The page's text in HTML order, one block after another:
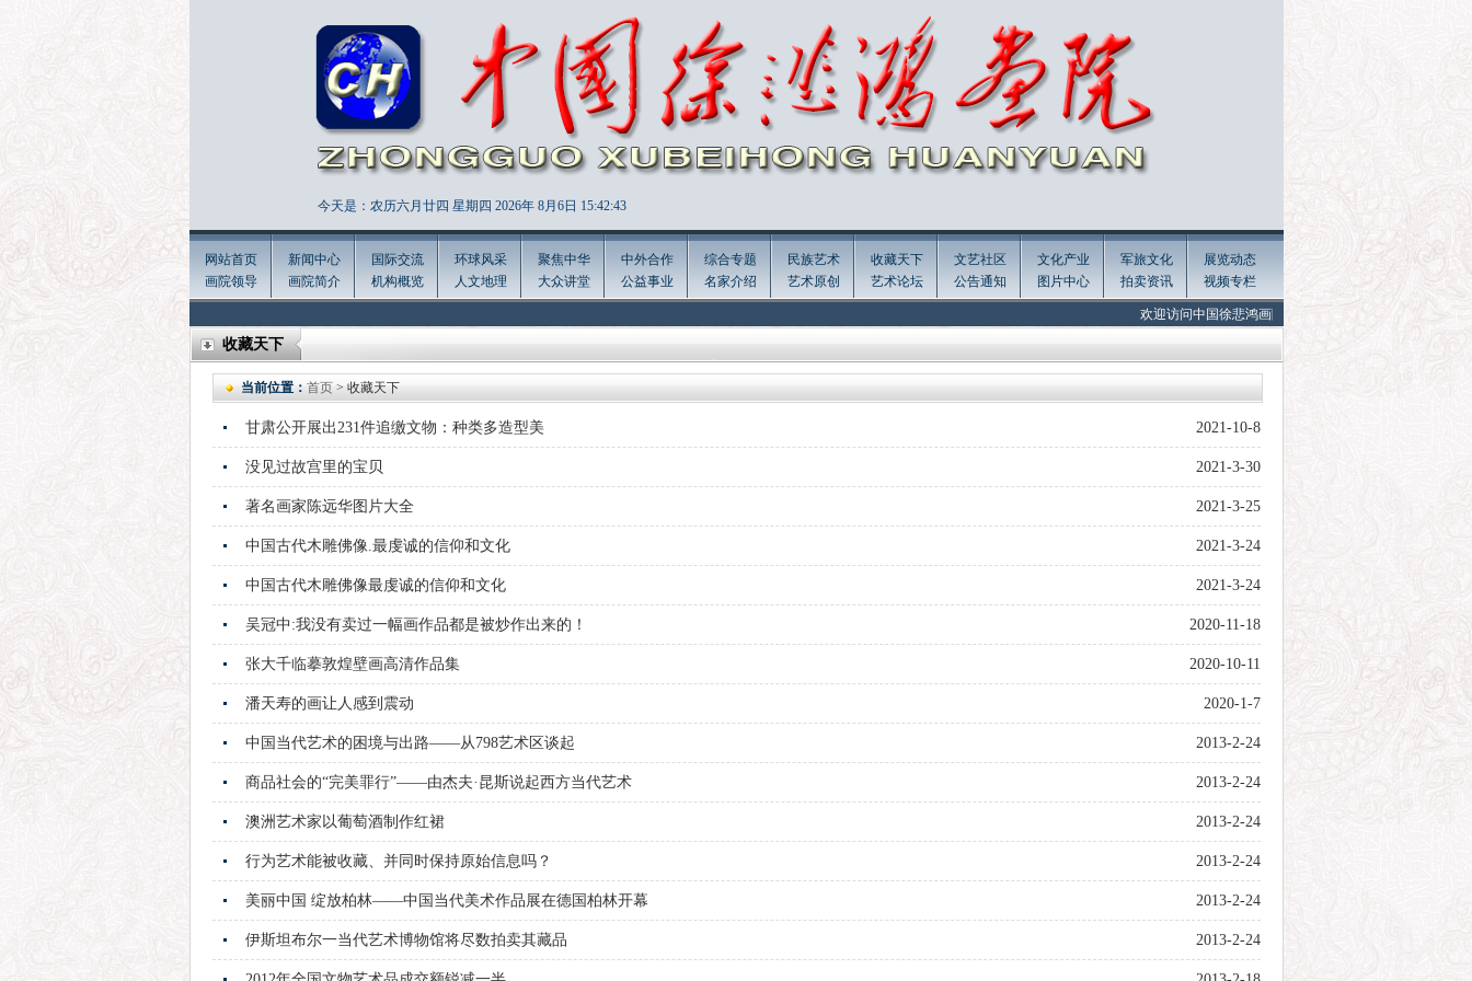
今天是：农历六月廿四 星期四 2026年 8月6日 15:42:43
网站首页
画院领导
新闻中心
画院简介
国际交流
机构概览
环球风采
人文地理
聚焦中华
大众讲堂
中外合作
公益事业
综合专题
名家介绍
民族艺术
艺术原创
收藏天下
艺术论坛
文艺社区
公告通知
文化产业
图片中心
军旅文化
拍卖资讯
展览动态
视频专栏
欢迎访问中国徐悲鸿画院官网! Welcome to the official
收藏天下
当前位置： 首页> 收藏天下
甘肃公开展出231件追缴文物：种类多造型美 2021-10-8
没见过故宫里的宝贝 2021-3-30
著名画家陈远华图片大全 2021-3-25
中国古代木雕佛像.最虔诚的信仰和文化 2021-3-24
中国古代木雕佛像最虔诚的信仰和文化 2021-3-24
吴冠中:我没有卖过一幅画作品都是被炒作出来的！ 2020-11-18
张大千临摹敦煌壁画高清作品集 2020-10-11
潘天寿的画让人感到震动 2020-1-7
中国当代艺术的困境与出路——从798艺术区谈起 2013-2-24
商品社会的“完美罪行”——由杰夫·昆斯说起西方当代艺术 2013-2-24
澳洲艺术家以葡萄酒制作红裙 2013-2-24
行为艺术能被收藏、并同时保持原始信息吗？ 2013-2-24
美丽中国 绽放柏林——中国当代美术作品展在德国柏林开幕 2013-2-24
伊斯坦布尔一当代艺术博物馆将尽数拍卖其藏品 2013-2-24